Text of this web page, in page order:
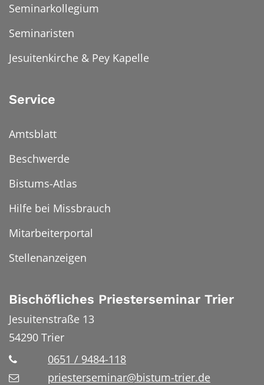
Seminarkollegium
Seminaristen
Jesuitenkirche & Pey Kapelle
Service
Amtsblatt
Beschwerde
Bistums-Atlas
Hilfe bei Missbrauch
Mitarbeiterportal
Stellenanzeigen
Bischöfliches Priesterseminar Trier
Jesuitenstraße 13
54290 Trier
0651 / 9484-118
priesterseminar@bistum-trier.de